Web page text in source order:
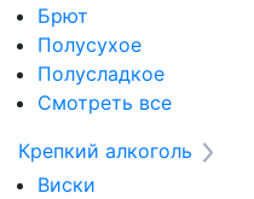
Брют
Полусухое
Полусладкое
Смотреть все
Крепкий алкоголь
Виски